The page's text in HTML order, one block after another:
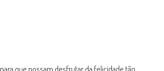
que possam desfrutar da felicidade tão